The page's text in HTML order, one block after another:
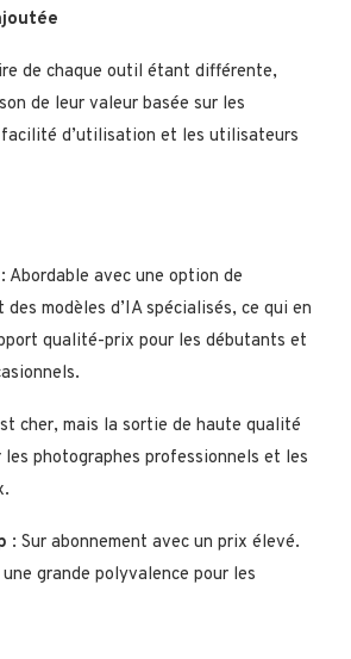
de chaque outil étant différente,
de leur valeur basée sur les
d’utilisation et les utilisateurs
: Abordable avec une option de
modèles d’IA spécialisés, ce qui en
qualité-prix pour les débutants et
cher, mais la sortie de haute qualité
photographes professionnels et les
: Sur abonnement avec un prix élevé.
grande polyvalence pour les